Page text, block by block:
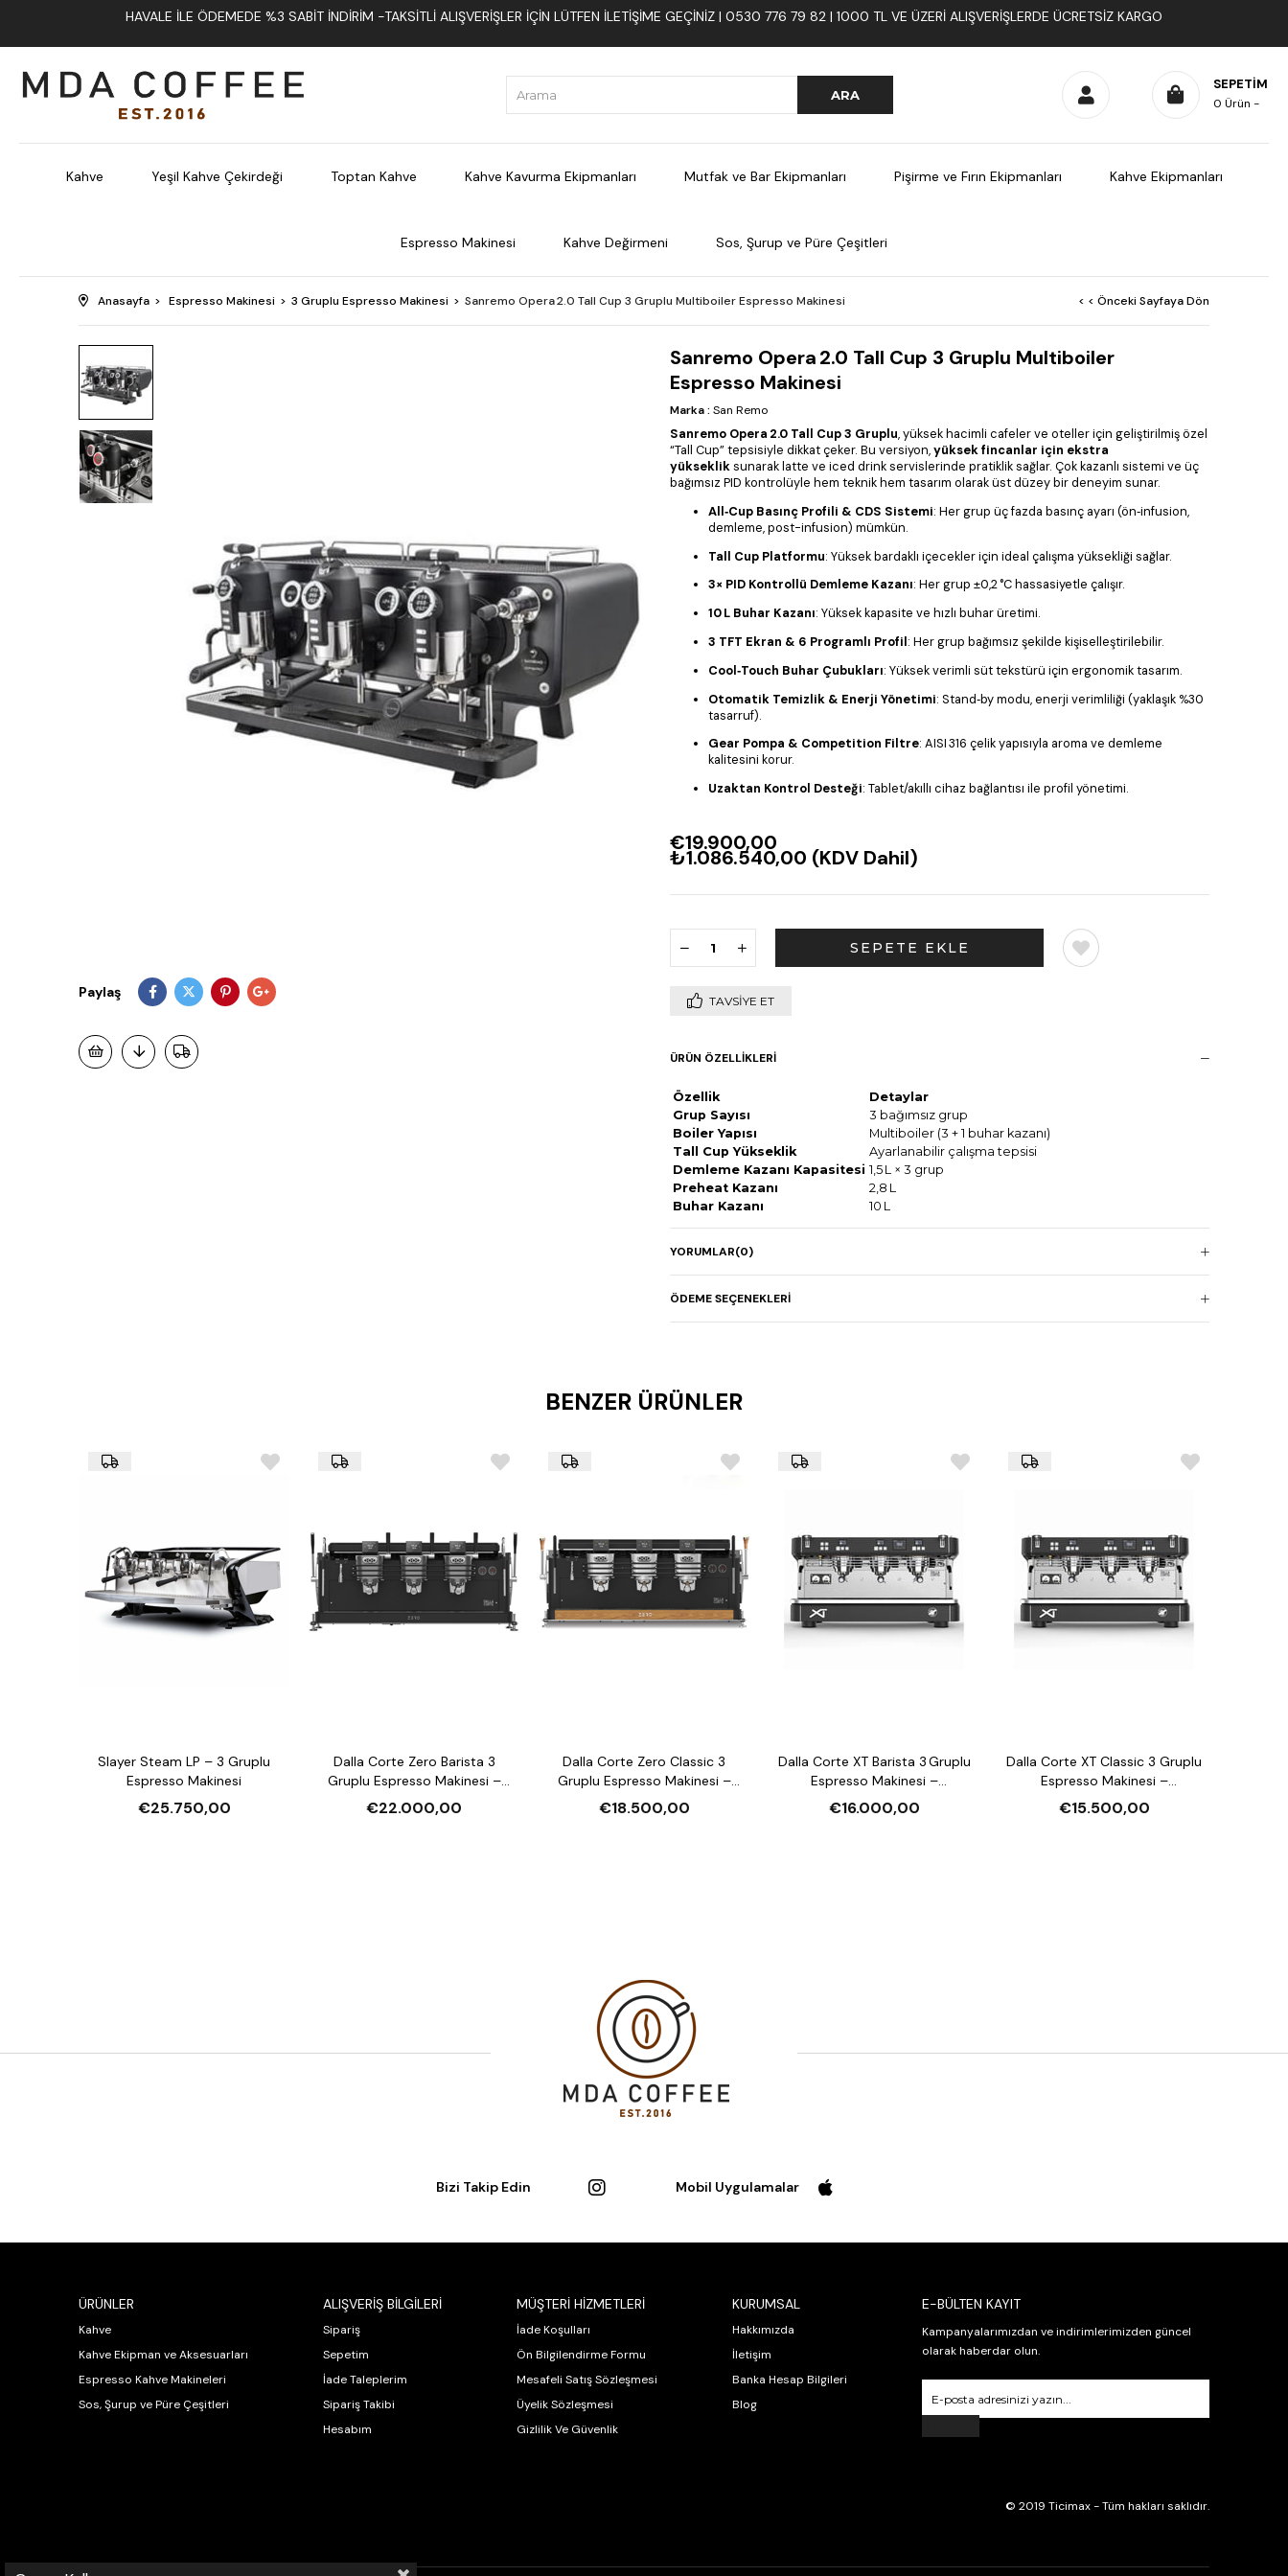
HAVALE İLE ÖDEMEDE %3 SABIT İNDIRIM -TAKSITLI ALIŞVERIŞLER İÇIN LÜTFEN ILETIŞIME GEÇINIZ | 0530 776 79 82 | 1000 TL VE ÜZERI ALIŞVERIŞLERDE ÜCRETSIZ KARGO
SEPETIM
0 Ürün
Kahve Yeşil Kahve Çekirdeği Toptan Kahve Kahve Kavurma Ekipmanları Mutfak ve Bar Ekipmanları Pişirme ve Fırın Ekipmanları Kahve Ekipmanları
Espresso Makinesi Kahve Değirmeni Sos, Şurup ve Püre Çeşitleri
Anasayfa Espresso Makinesi 3 Gruplu Espresso Makinesi Sanremo Opera 2.0 Tall Cup 3 Gruplu Multiboiler Espresso Makinesi < < Önceki Sayfaya Dön
Paylaş
Sanremo Opera 2.0 Tall Cup 3 Gruplu Multiboiler
Espresso Makinesi
Marka: San Remo
Sanremo Opera 2.0 Tall Cup 3 Gruplu, yüksek hacimli cafeler ve oteller için geliştirilmiş özel
“Tall Cup” tepsisiyle dikkat çeker. Bu versiyon,yüksek fincanlar için ekstra
yüksekliksunarak latte ve iced drink servislerinde pratiklik sağlar. Çok kazanlı sistemi ve üç
bağımsız PID kontrolüyle hem teknik hem tasarım olarak üst düzey bir deneyim sunar.
All‑Cup Basınç Profili & CDS Sistemi: Her grup üç fazda basınç ayarı (ön‑infusion,
demleme, post-infusion) mümkün.
Tall Cup Platformu: Yüksek bardaklı içecekler için ideal çalışma yüksekliği sağlar.
3× PID Kontrollü Demleme Kazanı: Her grup ±0,2 °C hassasiyetle çalışır.
10 L Buhar Kazanı: Yüksek kapasite ve hızlı buhar üretimi.
3 TFT Ekran & 6 Programlı Profil: Her grup bağımsız şekilde kişiselleştirilebilir.
Cool‑Touch Buhar Çubukları: Yüksek verimli süt tekstürü için ergonomik tasarım.
Otomatik Temizlik & Enerji Yönetimi: Stand‑by modu, enerji verimliliği (yaklaşık %30
tasarruf).
Gear Pompa & Competition Filtre: AISI 316 çelik yapısıyla aroma ve demleme
kalitesini korur.
Uzaktan Kontrol Desteği: Tablet/akıllı cihaz bağlantısı ile profil yönetimi.
€19.900,00
₺1.086.540,00 (KDV Dahil)
TAVSIYE ET
ÜRÜN ÖZELLIKLERI
Özellik
Detaylar
Grup Sayısı
3 bağımsız grup
Boiler Yapısı
Multiboiler (3 + 1 buhar kazanı)
Tall Cup Yükseklik
Ayarlanabilir çalışma tepsisi
Demleme Kazanı Kapasitesi 1,5 L × 3 grup
Preheat Kazanı
2,8 L
Buhar Kazanı
10 L
Kontrol Paneli
3× TFT ekran, 6 profil/grup
YORUMLAR(0)
ÖDEME SEÇENEKLERI
BENZER ÜRÜNLER
Slayer Steam LP – 3 Gruplu
Espresso Makinesi
€25.750,00
Dalla Corte Zero Barista 3
Gruplu Espresso Makinesi –
Multi‑Boiler, Akış Kontrol, 13 L
Kazan, 7 kW
€22.000,00
Dalla Corte Zero Classic 3
Gruplu Espresso Makinesi –
Multi‑Boiler, ±0,1 °C Sıcaklık
Stabilitesi, 13 L Kazan
€18.500,00
Dalla Corte XT Barista 3 Gruplu
Espresso Makinesi –
Multi‑Boiler, Akış & Tartı Kontrol,
13 L Kazan
€16.000,00
Dalla Corte XT Classic 3 Gruplu
Espresso Makinesi –
Multi‑Boiler, ±0,1 °C Sıcaklık, 13 L
Kazan
€15.500,00
Bizi Takip Edin Mobil Uygulamalar
ÜRÜNLER
Kahve
Kahve Ekipman ve Aksesuarları
Espresso Kahve Makineleri
Sos, Şurup ve Püre Çeşitleri
ALIŞVERİŞ BİLGİLERİ
Sipariş
Sepetim
İade Taleplerim
Sipariş Takibi
Hesabım
MÜŞTERİ HİZMETLERİ
İade Koşulları
Ön Bilgilendirme Formu
Mesafeli Satış Sözleşmesi
Üyelik Sözleşmesi
Gizlilik Ve Güvenlik
KURUMSAL
Hakkımızda
İletişim
Banka Hesap Bilgileri
Blog
E-BÜLTEN KAYIT
Kampanyalarımızdan ve indirimlerimizden güncel
olarak haberdar olun.
© 2019 Ticimax - Tüm hakları saklıdır.